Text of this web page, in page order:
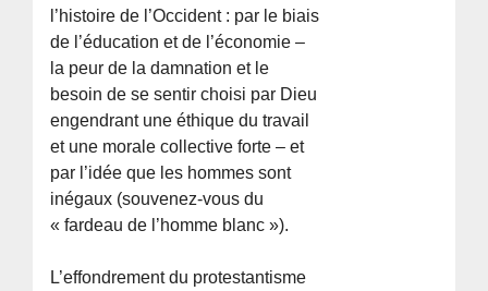
l’histoire de l’Occident : par le biais
de l’éducation et de l’économie –
la peur de la damnation et le
besoin de se sentir choisi par Dieu
engendrant une éthique du travail
et une morale collective forte – et
par l’idée que les hommes sont
inégaux (souvenez-vous du
« fardeau de l’homme blanc »).
L’effondrement du protestantisme